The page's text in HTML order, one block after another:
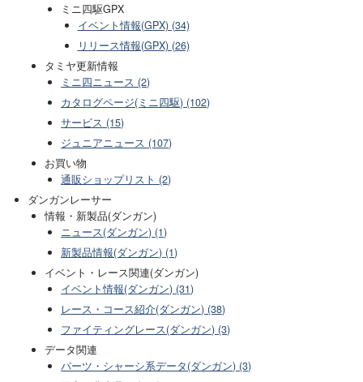
ミニ四駆GPX
イベント情報(GPX) (34)
リリース情報(GPX) (26)
タミヤ更新情報
ミニ四ニュース (2)
カタログページ(ミニ四駆) (102)
サービス (15)
ジュニアニュース (107)
お買い物
通販ショップリスト (2)
ダンガンレーサー
情報・新製品(ダンガン)
ニュース(ダンガン) (1)
新製品情報(ダンガン) (1)
イベント・レース関連(ダンガン)
イベント情報(ダンガン) (31)
レース・コース紹介(ダンガン) (38)
ファイティングレース(ダンガン) (3)
データ関連
パーツ・シャーシ系データ(ダンガン) (3)